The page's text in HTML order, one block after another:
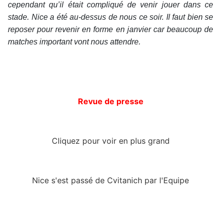
cependant qu’il était compliqué de venir jouer dans ce
stade. Nice a été au-dessus de nous ce soir. Il faut bien se
reposer pour revenir en forme en janvier car beaucoup de
matches important vont nous attendre.
Revue de presse
Cliquez pour voir en plus grand
Nice s'est passé de Cvitanich par l'Equipe